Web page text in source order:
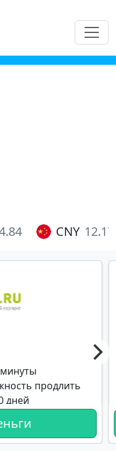
CNY 12.17
продлить
дней